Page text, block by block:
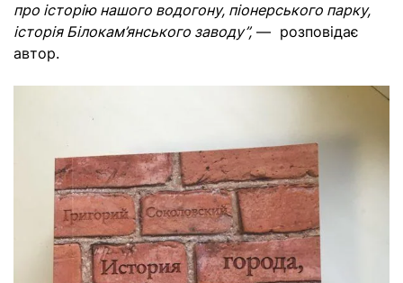
про історію нашого водогону, піонерського парку,
історія Білокам’янського заводу”, — розповідає
автор.